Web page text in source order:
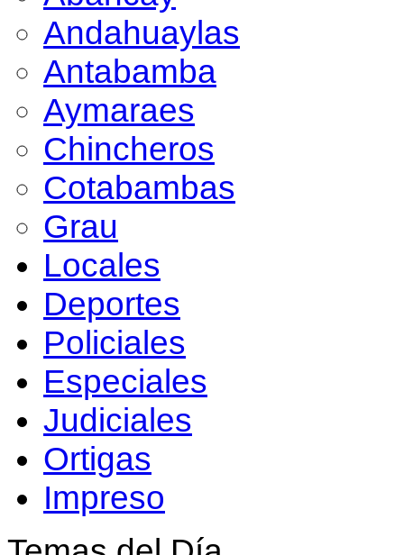
Andahuaylas
Antabamba
Aymaraes
Chincheros
Cotabambas
Grau
Locales
Deportes
Policiales
Especiales
Judiciales
Ortigas
Impreso